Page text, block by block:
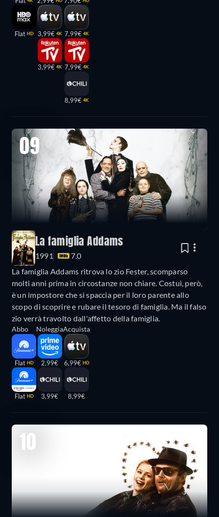
Flat HD 3,99€ 4K
3,99€ 4K
7,99€ 4K
7,99€ 4K
8,99€ 4K
09
La famiglia Addams
1991
7.0
La famiglia Addams ritrova lo zio Fester, scomparso
molti anni prima in circostanze non chiare. Costui, però,
è un impostore che si spaccia per il loro parente allo
scopo di scoprire e rubare il tesoro di famiglia. Ma il falso
zio verrà travolto dall'affetto della famiglia.
Abbo
Flat HD
Flat HD
Noleggia
2,99€
3,99€
Acquista
6,99€ HD
8,99€
10